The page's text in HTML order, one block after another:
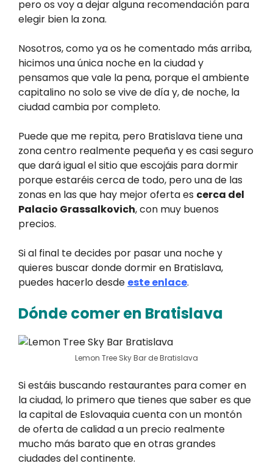
pero os voy a dejar alguna recomendación para
elegir bien la zona.
Nosotros, como ya os he comentado más arriba,
hicimos una única noche en la ciudad y
pensamos que vale la pena, porque el ambiente
capitalino no solo se vive de día y, de noche, la
ciudad cambia por completo.
Puede que me repita, pero Bratislava tiene una
zona centro realmente pequeña y es casi seguro
que dará igual el sitio que escojáis para dormir
porque estaréis cerca de todo, pero una de las
zonas en las que hay mejor oferta es cerca del
Palacio Grassalkovich, con muy buenos
precios.
Si al final te decides por pasar una noche y
quieres buscar donde dormir en Bratislava,
puedes hacerlo desde este enlace.
Dónde comer en Bratislava
Lemon Tree Sky Bar de Bratislava
Si estáis buscando restaurantes para comer en
la ciudad, lo primero que tienes que saber es que
la capital de Eslovaquia cuenta con un montón
de oferta de calidad a un precio realmente
mucho más barato que en otras grandes
ciudades del continente.